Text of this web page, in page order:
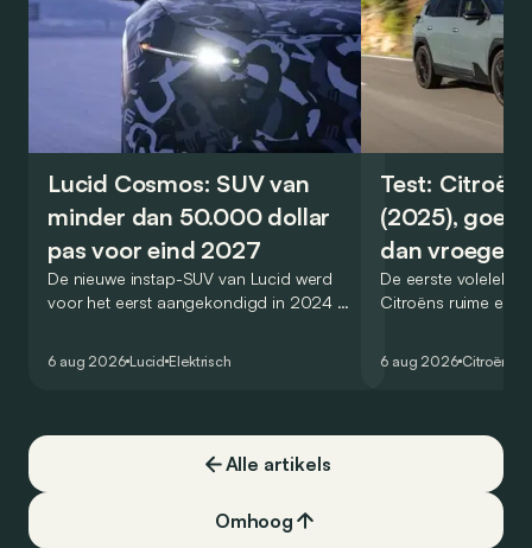
Lucid Cosmos: SUV van
minder dan 50.000 dollar
pas voor eind 2027
De nieuwe instap-SUV van Lucid werd
voor het eerst aangekondigd in 2024 en
constructeur vervoegen.
6 aug 2026 Lucid Elektrisch
Test: Citroën
(2025), goed
dan vroeger
De eerste
Citroëns ruime en
dat ook gelukt?
6 aug 2026 Citroën
Alle artikels
Omhoog